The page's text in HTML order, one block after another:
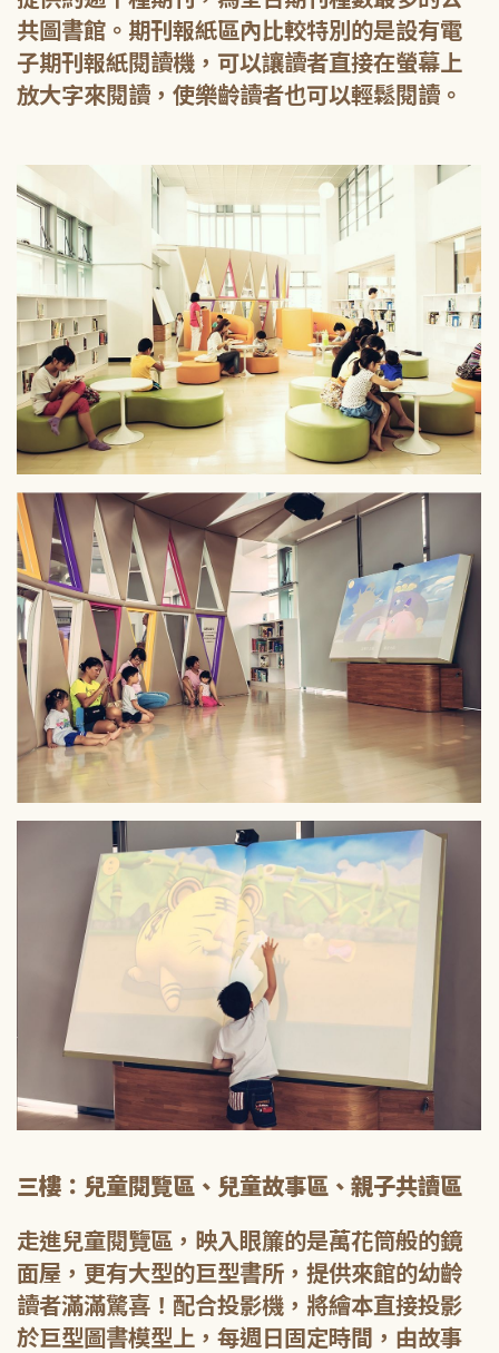
共圖書館。期刊報紙區內比較特別的是設有電
子期刊報紙閱讀機，可以讓讀者直接在螢幕上
放大字來閱讀，使樂齡讀者也可以輕鬆閱讀。
三樓：兒童閱覽區、兒童故事區、親子共讀區
走進兒童閱覽區，映入眼簾的是萬花筒般的鏡
面屋，更有大型的巨型書所，提供來館的幼齡
讀者滿滿驚喜！配合投影機，將繪本直接投影
於巨型圖書模型上，每週日固定時間，由故事